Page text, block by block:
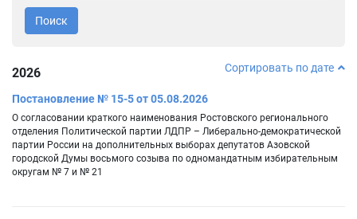
Поиск
2026 Сортировать по дате
Постановление № 15-5 от 05.08.2026
О согласовании краткого наименования Ростовского регионального
отделения Политической партии ЛДПР – Либерально-демократической
партии России на дополнительных выборах депутатов Азовской
городской Думы восьмого созыва по одномандатным избирательным
округам № 7 и № 21